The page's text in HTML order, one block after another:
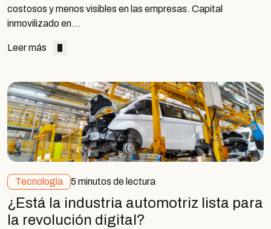
costosos y menos visibles en las empresas. Capital
inmovilizado en…
Leer más
Tecnología 5 minutos de lectura
¿Está la industria automotriz lista para
la revolución digital?